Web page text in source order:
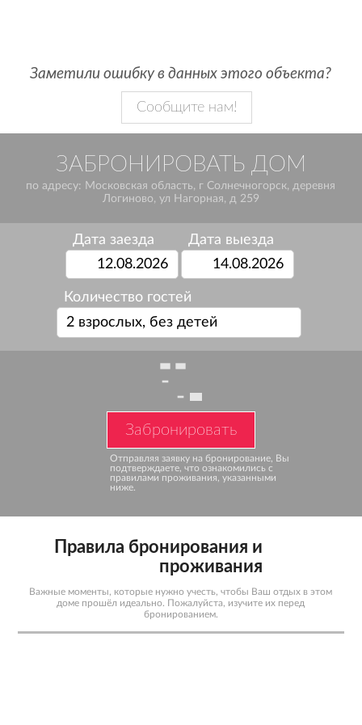
Заметили ошибку в данных этого объекта?
Сообщите нам!
ЗАБРОНИРОВАТЬ ДОМ
по адресу: Московская область, г Солнечногорск, деревня
Логиново, ул Нагорная, д 259
Дата заезда Дата выезда
Количество гостей
2 взрослых, без детей
Забронировать
Отправляя заявку на бронирование, Вы
подтверждаете, что ознакомились с
правилами проживания, указанными
ниже.
Правила бронирования и
проживания
Важные моменты, которые нужно учесть, чтобы Ваш отдых в этом
доме прошёл идеально. Пожалуйста, изучите их перед
бронированием.